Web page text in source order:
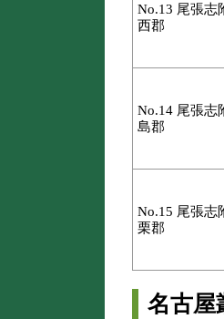
No.13 尾張志
西郡
No.14 尾張志
島郡
No.15 尾張志
栗郡
名古屋